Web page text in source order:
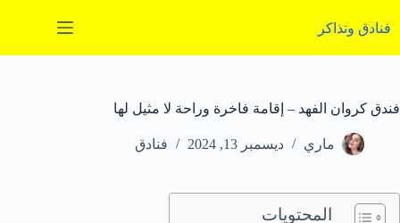
إلى
المحتوى
فنادق وتذاكر
فندق كروان الفهد – إقامة فاخرة وراحة لا مثيل لها
ماري ديسمبر 13, 2024 فنادق
المحتويات